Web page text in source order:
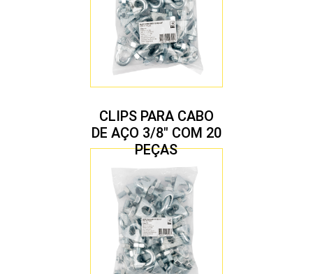
CLIPS PARA CABO
DE AÇO 3/8″ COM 20
PEÇAS